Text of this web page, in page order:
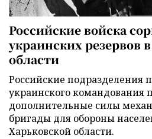
Российские войска
украинских резервов
области
Российские подразделения
украинского командования
дополнительные силы
бригады для обороны
Харьковской области.